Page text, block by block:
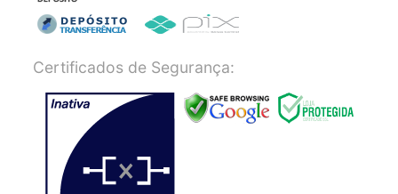
Certificados de Segurança: